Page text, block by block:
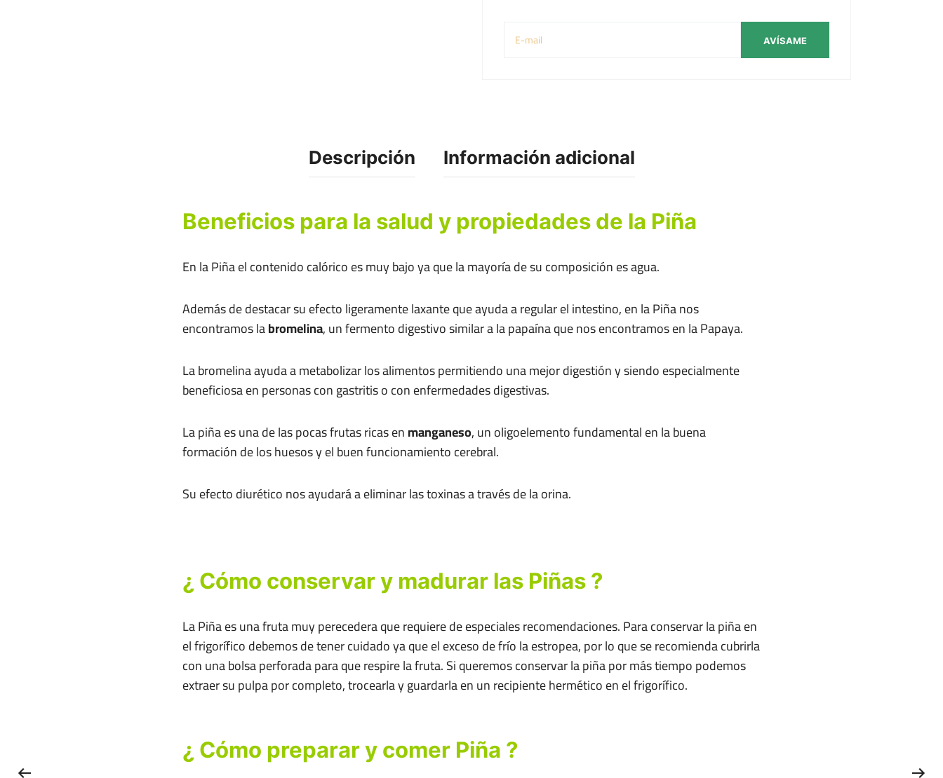
AVÍSAME
Descripción Información adicional
Beneficios para la salud y propiedades de la Piña
En la Piña el contenido calórico es muy bajo ya que la mayoría de su composición es agua.
Además de destacar su efecto ligeramente laxante que ayuda a regular el intestino, en la Piña nos
encontramos labromelina, un fermento digestivo similar a la papaína que nos encontramos en la Papaya.
La bromelina ayuda a metabolizar los alimentos permitiendo una mejor digestión y siendo especialmente
beneficiosa en personas con gastritis o con enfermedades digestivas.
La piña es una de las pocas frutas ricas enmanganeso, un oligoelemento fundamental en la buena
formación de los huesos y el buen funcionamiento cerebral.
Su efecto diurético nos ayudará a eliminar las toxinas a través de la orina.
¿ Cómo conservar y madurar las Piñas ?
La Piña es una fruta muy perecedera que requiere de especiales recomendaciones. Para conservar la piña en
el frigorífico debemos de tener cuidado ya que el exceso de frío la estropea, por lo que se recomienda cubrirla
con una bolsa perforada para que respire la fruta. Si queremos conservar la piña por más tiempo podemos
extraer su pulpa por completo, trocearla y guardarla en un recipiente hermético en el frigorífico.
¿ Cómo preparar y comer Piña ?